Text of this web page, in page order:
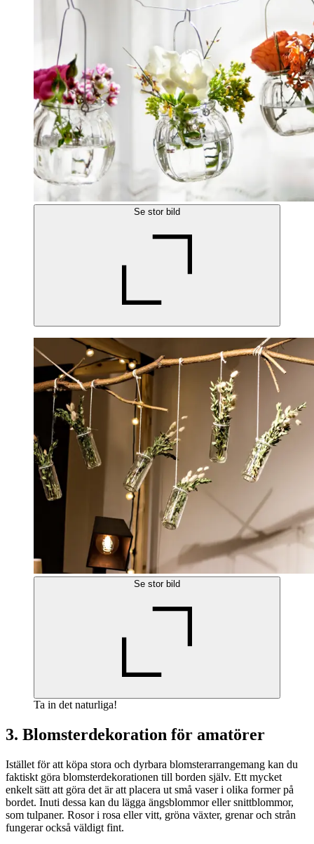
Se stor bild
Se stor bild
Ta in det naturliga!
3. Blomsterdekoration för amatörer
Istället för att köpa stora och dyrbara blomsterarrangemang kan du
faktiskt göra blomsterdekorationen till borden själv. Ett mycket
enkelt sätt att göra det är att placera ut små vaser i olika former på
bordet. Inuti dessa kan du lägga ängsblommor eller snittblommor,
som tulpaner. Rosor i rosa eller vitt, gröna växter, grenar och strån
fungerar också väldigt fint.